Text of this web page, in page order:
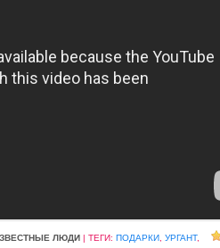
ЛЮДИ | ТЕГИ: ПОДАРКИ УРГАНТ,